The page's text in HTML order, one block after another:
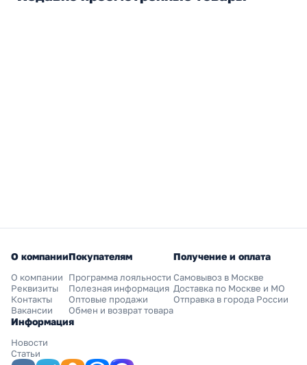
О компании
О компании
Реквизиты
Контакты
Вакансии
Покупателям
Программа лояльности
Полезная информация
Оптовые продажи
Обмен и возврат товара
Получение и оплата
Самовывоз в Москве
Доставка по Москве и МО
Отправка в города России
Информация
Новости
Статьи